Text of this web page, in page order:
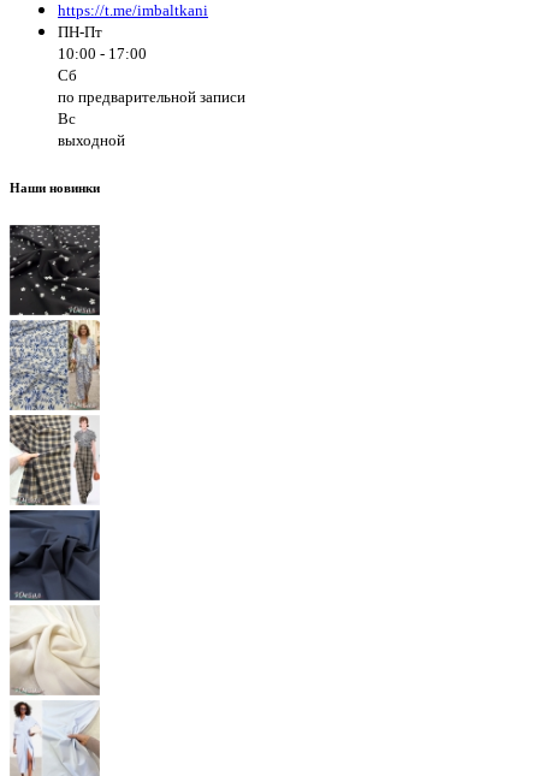
https://t.me/imbaltkani
ПН-Пт
10:00 - 17:00
Сб
по предварительной записи
Вс
выходной
Наши новинки